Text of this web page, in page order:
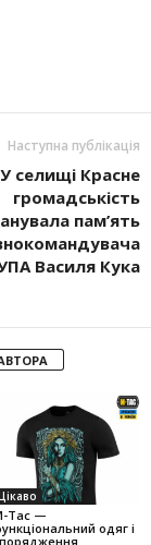
Наступна публікація
У селищі Красне
громадськість
пам’ять
Василя Кука
Tac —
одяг і